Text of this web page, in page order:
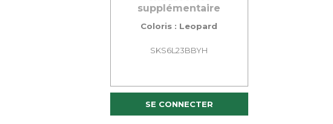
supplémentaire
Coloris : Leopard
SKS6L23BBYH
SE CONNECTER